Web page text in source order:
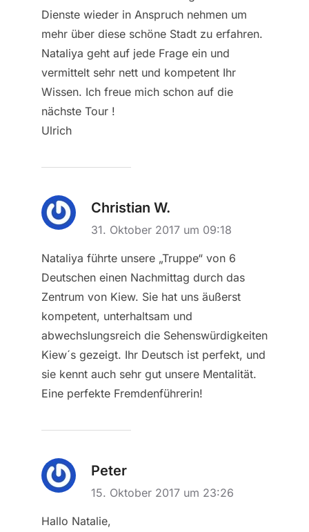
Dienste wieder in Anspruch nehmen um
mehr über diese schöne Stadt zu erfahren.
Nataliya geht auf jede Frage ein und
vermittelt sehr nett und kompetent Ihr
Wissen. Ich freue mich schon auf die
nächste Tour !
Ulrich
Christian W.
31. Oktober 2017 um 09:18
Nataliya führte unsere „Truppe“ von 6
Deutschen einen Nachmittag durch das
Zentrum von Kiew. Sie hat uns äußerst
kompetent, unterhaltsam und
abwechslungsreich die Sehenswürdigkeiten
Kiew´s gezeigt. Ihr Deutsch ist perfekt, und
sie kennt auch sehr gut unsere Mentalität.
Eine perfekte Fremdenführerin!
Peter
15. Oktober 2017 um 23:26
Hallo Natalie,